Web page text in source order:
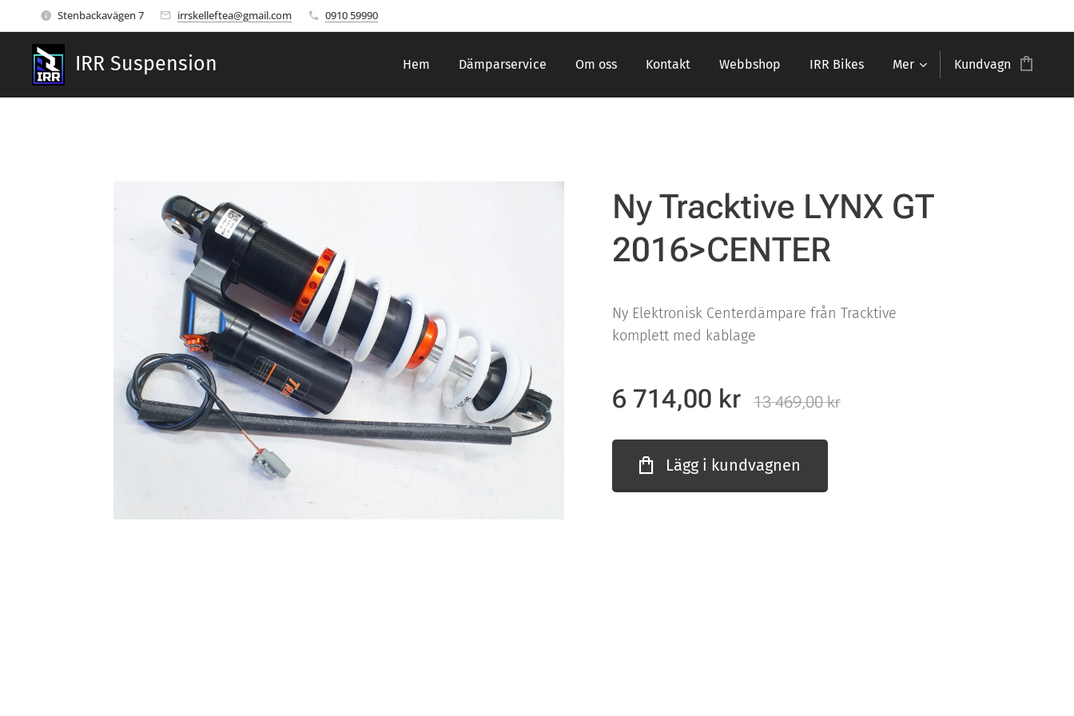
Stenbackavägen 7 irrskelleftea@gmail.com 0910 59990
IRR Suspension Hem Dämparservice Om oss Kontakt Webbshop IRR Bikes Mer Kundvagn
Ny Tracktive LYNX GT
2016>CENTER
Ny Elektronisk Centerdämpare från Tracktive
komplett med kablage
6 714,00 kr 13 469,00kr
Lägg i kundvagnen